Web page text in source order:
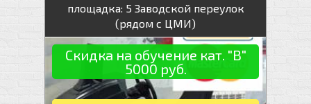
площадка: 5 Заводской переулок
(рядом с ЦМИ)
Скидка на обучение кат. "В"
5000 руб.